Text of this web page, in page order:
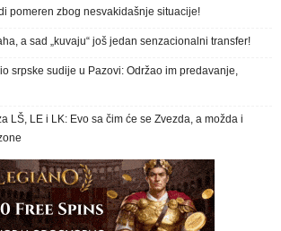
pomeren zbog nesvakidašnje situacije!
a sad „kuvaju“ još jedan senzacionalni transfer!
srpske sudije u Pazovi: Održao im predavanje,
LŠ, LE i LK: Evo sa čim će se Zvezda, a možda i